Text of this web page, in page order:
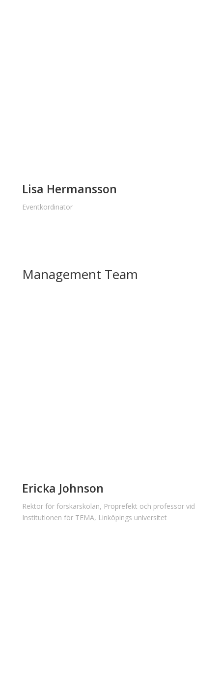
Lisa Hermansson
Eventkordinator
Management Team
Ericka Johnson
Rektor för forskarskolan, Proprefekt och professor vid
Institutionen för TEMA, Linköpings universitet